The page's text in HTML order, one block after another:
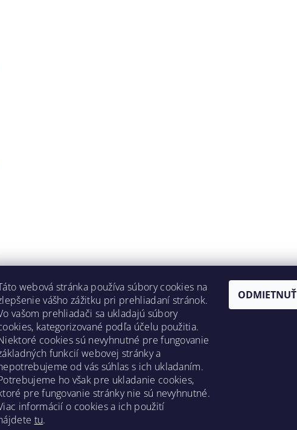
podmienky | Reklamačný poriadok | Zásady ochrany osobných údajov
webová stránka používa súbory cookies na
vášho zážitku pri prehliadaní stránok.
vašom prehliadači sa ukladajú súbory
kategorizované podľa účelu použitia.
cookies sú nevyhnutné pre fungovanie
funkcií webovej stránky a
od vás súhlas s ich ukladaním.
ho však pre ukladanie cookies,
pre fungovanie stránky nie sú nevyhnutné.
informácií o cookies a ich použití
tu.
ODMIETNUŤ